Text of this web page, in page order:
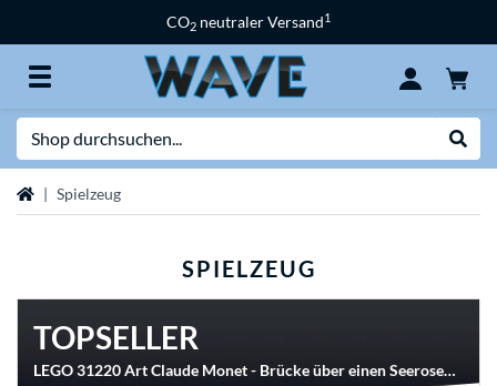
CO2 neutraler Versand1
StartseiteSpielzeug
SPIELZEUG
TOPSELLER
LEGO 31220 Art Claude Monet - Brücke über einen Seerosenteich, Konstruktionsspielzeug